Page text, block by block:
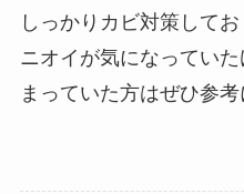
しっかりカビ対策してお
ニオイが気になってい
まっていた方はぜひ参考